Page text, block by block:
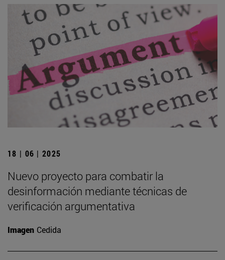
18 | 06 | 2025
Nuevo proyecto para combatir la
desinformación mediante técnicas de
verificación argumentativa
Imagen Cedida